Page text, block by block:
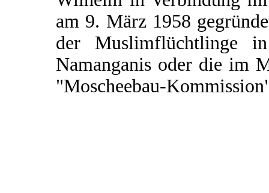
am 9. März 1958
der Muslimflüchtlinge
Namanganis oder die im
"Moscheebau-